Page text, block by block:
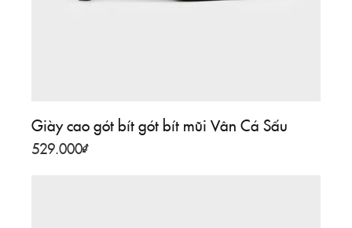
Giày cao gót bít gót bít mũi Vân Cá Sấu
529.000₫